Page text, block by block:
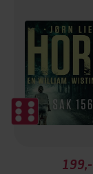
199,-